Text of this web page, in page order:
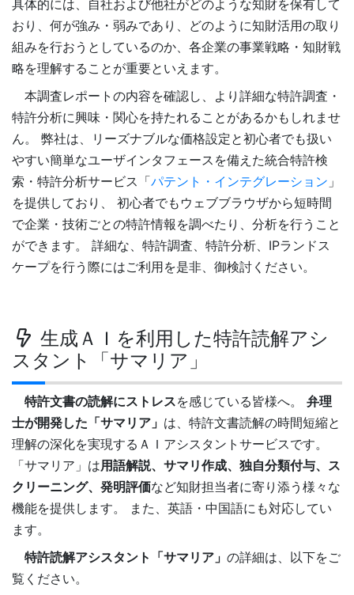
具体的には、自社および他社がどのような知財を保有して
おり、何が強み・弱みであり、どのように知財活用の取り
組みを行おうとしているのか、各企業の事業戦略・知財戦
略を理解することが重要といえます。
本調査レポートの内容を確認し、より詳細な特許調査・
特許分析に興味・関心を持たれることがあるかもしれませ
ん。 弊社は、リーズナブルな価格設定と初心者でも扱い
やすい簡単なユーザインタフェースを備えた統合特許検
索・特許分析サービス「パテント・インテグレーション 」
を提供しており、 初心者でもウェブブラウザから短時間
で企業・技術ごとの特許情報を調べたり、分析を行うこと
ができます。 詳細な、特許調査、特許分析、IPランドス
ケープを行う際にはご利用を是非、御検討ください。
生成ＡＩを利用した特許読解アシ
スタント「サマリア」
特許文書の読解にストレスを感じている皆様へ。 弁理
士が開発した「サマリア」 は、特許文書読解の時間短縮と
理解の深化を実現するＡＩアシスタントサービスです。
「サマリア」は用語解説、サマリ作成、独自分類付与、ス
クリーニング、発明評価など知財担当者に寄り添う様々な
機能を提供します。 また、英語・中国語にも対応してい
ます。
特許読解アシスタント「サマリア」 の詳細は、以下をご
覧ください。